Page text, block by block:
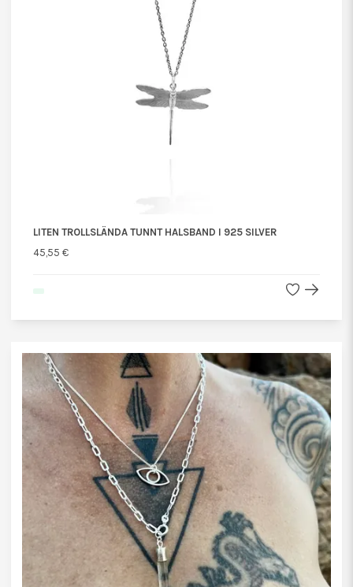
LITEN TROLLSLÄNDA TUNNT HALSBAND I 925 SILVER
45,55 €